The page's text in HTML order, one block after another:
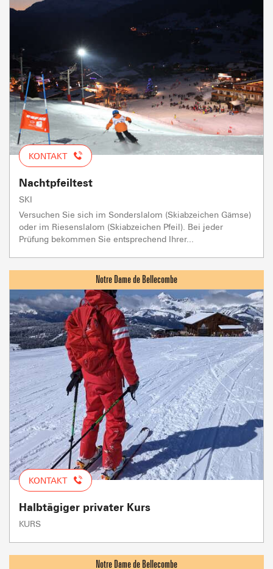
KONTAKT
Nachtpfeiltest
SKI
Versuchen Sie sich im Sonderslalom (Skiabzeichen Gämse)
oder im Riesenslalom (Skiabzeichen Pfeil). Bei jeder
Prüfung bekommen Sie entsprechend Ihrer...
KONTAKT
Halbtägiger privater Kurs
KURS